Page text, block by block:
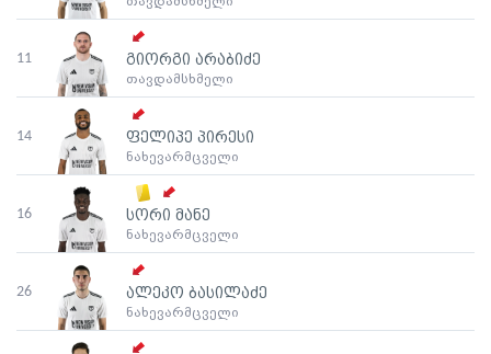
11 გიორგი არაბიძე
თავდამსხმელი
14 ფელიპე პირესი
ნახევარმცველი
16 სორი მანე
ნახევარმცველი
26 ალეკო ბასილაძე
ნახევარმცველი